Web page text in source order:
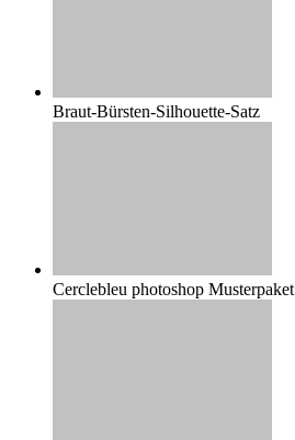
Braut-Bürsten-Silhouette-Satz
Cerclebleu photoshop Musterpaket